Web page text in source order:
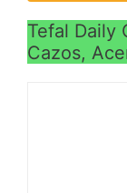
Tefal Daily
Cazos,